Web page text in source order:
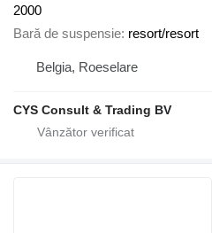
2000
Bară de suspensie resort/resort
Belgia, Roeselare
CYS Consult & Trading BV